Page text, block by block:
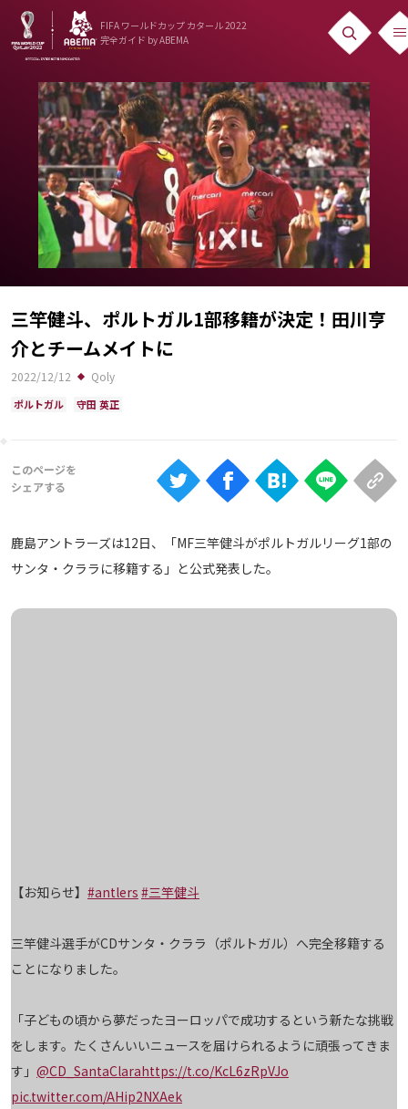
FIFA ワールドカップ カタール 2022
完全ガイド by ABEMA
ニュース
News
出場国
Teams
日本代表
日程・結果
Schedule
ランキング
大会について
About
三竿健斗、ポルトガル1部移籍が決定！田川亨
介とチームメイトに
2022/12/12 Qoly
ポルトガル 守田 英正
鹿島アントラーズは12日、「MF三竿健斗がポルトガルリーグ1部の
サンタ・クララに移籍する」と公式発表した。
【お知らせ】 #antlers #三竿健斗
三竿健斗選手がCDサンタ・クララ（ポルトガル）へ完全移籍する
ことになりました。
「子どもの頃から夢だったヨーロッパで成功するという新たな挑戦
をします。たくさんいいニュースを届けられるように頑張ってきま
す」 @CD_SantaClarahttps://t.co/KcL6zRpVJo
pic.twitter.com/AHip2NXAek